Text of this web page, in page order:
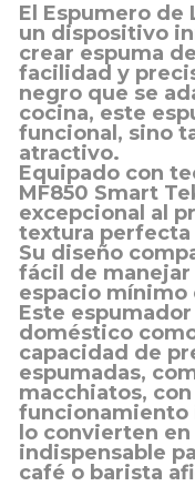
El Espumero de
un dispositivo
crear espuma
facilidad y
negro que se
cocina, este
funcional, sino
atractivo.
Equipado con
MF850 Smart
excepcional al
textura perfecta
Su diseño
fácil de manejar
espacio mínimo
Este
doméstico
capacidad de
espumadas,
macchiatos,
funcionamiento
lo convierten
indispensable
café o barista